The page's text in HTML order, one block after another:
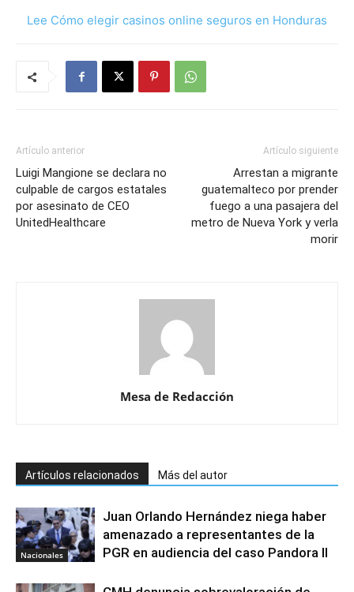
Lee Cómo elegir casinos online seguros en Honduras
Artículo anterior
Luigi Mangione se declara no
culpable de cargos estatales
por asesinato de CEO
UnitedHealthcare
Artículo siguiente
Arrestan a migrante
guatemalteco por prender
fuego a una pasajera del
metro de Nueva York y verla
morir
Mesa de Redacción
Artículos relacionados Más del autor
Nacionales
Juan Orlando Hernández niega haber
amenazado a representantes de la
PGR en audiencia del caso Pandora II